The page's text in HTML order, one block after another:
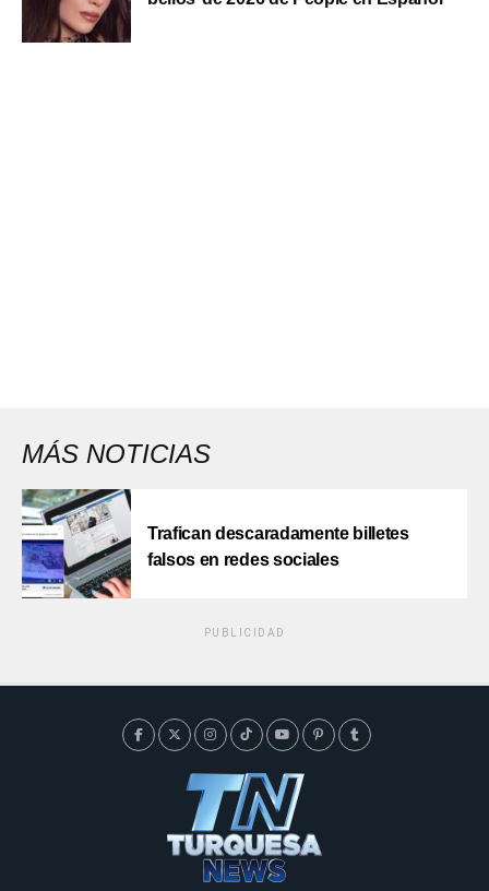
MÁS NOTICIAS
Trafican descaradamente billetes
falsos en redes sociales
PUBLICIDAD